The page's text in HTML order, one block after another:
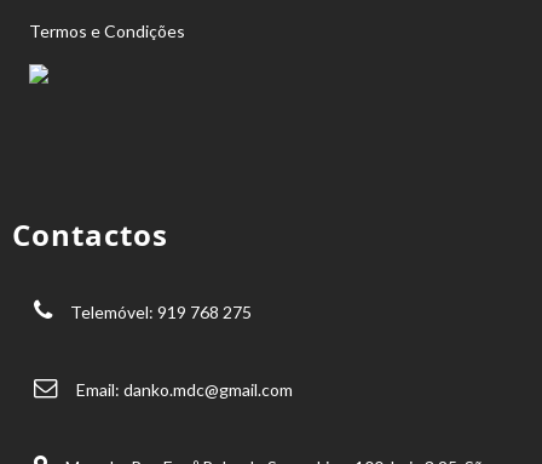
Termos e Condições
Contactos
Telemóvel: 919 768 275
Email: danko.mdc@gmail.com